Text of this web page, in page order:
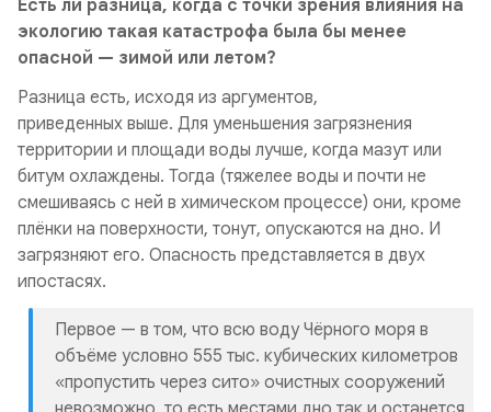
Есть ли разница, когда с точки зрения влияния на
экологию такая катастрофа была бы менее
опасной — зимой или летом?
Разница есть, исходя из аргументов,
приведенных выше. Для уменьшения загрязнения
территории и площади воды лучше, когда мазут или
битум охлаждены. Тогда (тяжелее воды и почти не
смешиваясь с ней в химическом процессе) они, кроме
плёнки на поверхности, тонут, опускаются на дно. И
загрязняют его. Опасность представляется в двух
ипостасях.
Первое — в том, что всю воду Чёрного моря в
объёме условно 555 тыс. кубических километров
«пропустить через сито» очистных сооружений